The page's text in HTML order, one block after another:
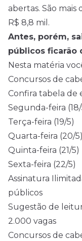
abertas. São mais
R$ 8,8 mil.
Antes, porém,
públicos ficarão
Nesta matéria
Concursos de
Confira tabela de
Segunda-feira (18/
Terça-feira (19/5)
Quarta-feira (20/5)
Quinta-feira (21/5)
Sexta-feira (22/5)
Assinatura
públicos
Sugestão de
2.000 vagas
Concursos de